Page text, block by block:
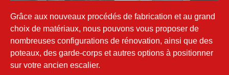
Grâce aux nouveaux procédés de fabrication et au grand
choix de matériaux, nous pouvons vous proposer de
nombreuses configurations de rénovation, ainsi que des
poteaux, des garde-corps et autres options à positionner
sur votre ancien escalier.